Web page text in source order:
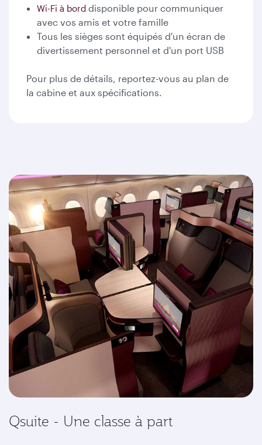
Wi-Fi à bord disponible pour communiquer
avec vos amis et votre famille
Tous les sièges sont équipés d'un écran de
divertissement personnel et d'un port USB
Pour plus de détails, reportez-vous au plan de
la cabine et aux spécifications.
Qsuite - Une classe à part